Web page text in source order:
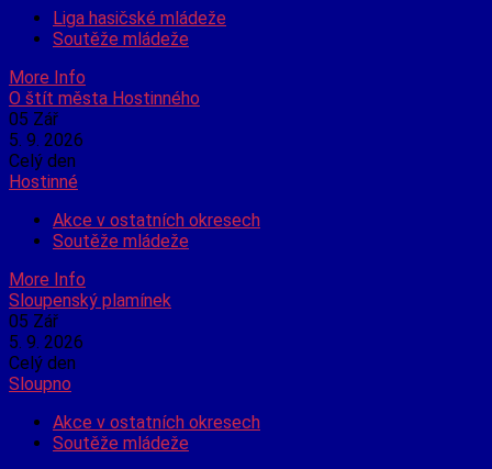
Liga hasičské mládeže
Soutěže mládeže
More Info
O štít města Hostinného
05 Zář
5. 9. 2026
Celý den
Hostinné
Akce v ostatních okresech
Soutěže mládeže
More Info
Sloupenský plamínek
05 Zář
5. 9. 2026
Celý den
Sloupno
Akce v ostatních okresech
Soutěže mládeže